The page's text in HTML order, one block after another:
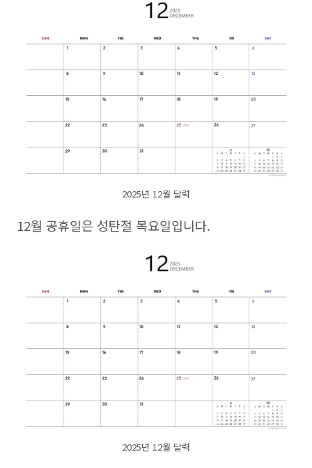
2025년 12월 달력
12월 공휴일은 성탄절 목요일입니다.
2025년 12월 달력